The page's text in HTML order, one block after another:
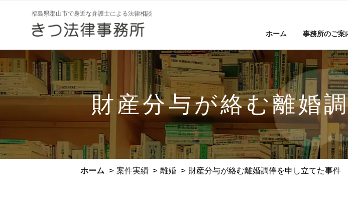
ン
ツ
へ
ス
福島県郡山市で身近な弁護士による法律相談
ホーム 事務所のご案
財産分与が絡む離婚
ホーム > 案件実績 > 離婚 > 財産分与が絡む離婚調停を申し立てた事件